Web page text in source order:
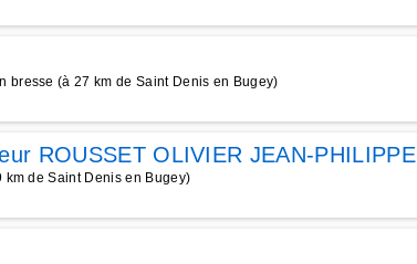
bresse (à 27 km de Saint Denis en Bugey)
ROUSSET OLIVIER JEAN-PHILIPPE
de Saint Denis en Bugey)